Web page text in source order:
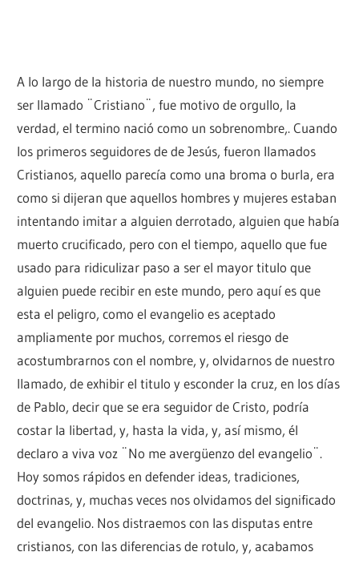
A lo largo de la historia de nuestro mundo, no siempre
ser llamado ¨Cristiano¨, fue motivo de orgullo, la
verdad, el termino nació como un sobrenombre,. Cuando
los primeros seguidores de de Jesús, fueron llamados
Cristianos, aquello parecía como una broma o burla, era
como si dijeran que aquellos hombres y mujeres estaban
intentando imitar a alguien derrotado, alguien que había
muerto crucificado, pero con el tiempo, aquello que fue
usado para ridiculizar paso a ser el mayor titulo que
alguien puede recibir en este mundo, pero aquí es que
esta el peligro, como el evangelio es aceptado
ampliamente por muchos, corremos el riesgo de
acostumbrarnos con el nombre, y, olvidarnos de nuestro
llamado, de exhibir el titulo y esconder la cruz, en los días
de Pablo, decir que se era seguidor de Cristo, podría
costar la libertad, y, hasta la vida, y, así mismo, él
declaro a viva voz ¨No me avergüenzo del evangelio¨.
Hoy somos rápidos en defender ideas, tradiciones,
doctrinas, y, muchas veces nos olvidamos del significado
del evangelio. Nos distraemos con las disputas entre
cristianos, con las diferencias de rotulo, y, acabamos